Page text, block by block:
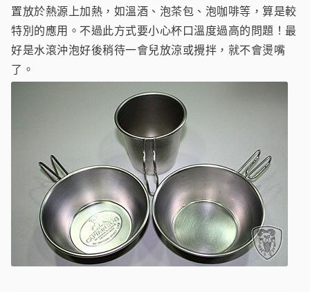
置放於熱源上加熱，如溫酒、泡茶包、泡咖啡等，算是較
特別的應用。不過此方式要小心杯口溫度過高的問題！最
好是水滾沖泡好後稍待一會兒放涼或攪拌，就不會燙嘴
了。